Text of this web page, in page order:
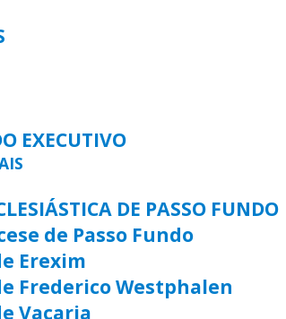
EXECUTIVO
DE PASSO FUNDO
de Passo Fundo
Erexim
Frederico Westphalen
Vacaria